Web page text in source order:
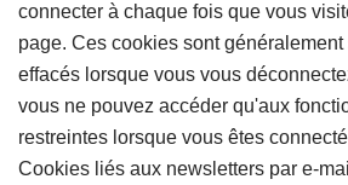
connecter à chaque fois que vous
page. Ces cookies sont
effacés lorsque vous vous
vous ne pouvez accéder qu'aux
restreintes lorsque vous êtes
Cookies liés aux newsletters par e-